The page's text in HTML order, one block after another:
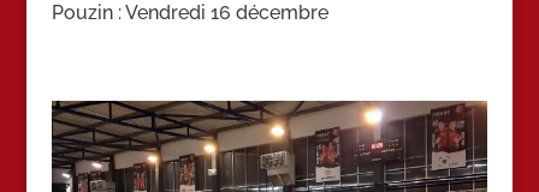
Pouzin : Vendredi 16 décembre